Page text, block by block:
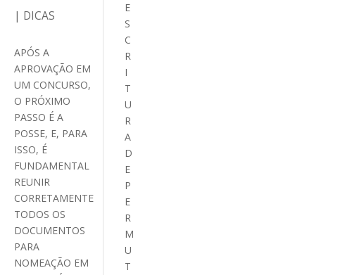
| DICAS
APÓS A
APROVAÇÃO EM
UM CONCURSO,
O PRÓXIMO
PASSO É A
POSSE, E, PARA
ISSO, É
FUNDAMENTAL
REUNIR
CORRETAMENTE
TODOS OS
DOCUMENTOS
PARA
NOMEAÇÃO EM
E
S
C
R
I
T
U
R
A
D
E
P
E
R
M
U
T